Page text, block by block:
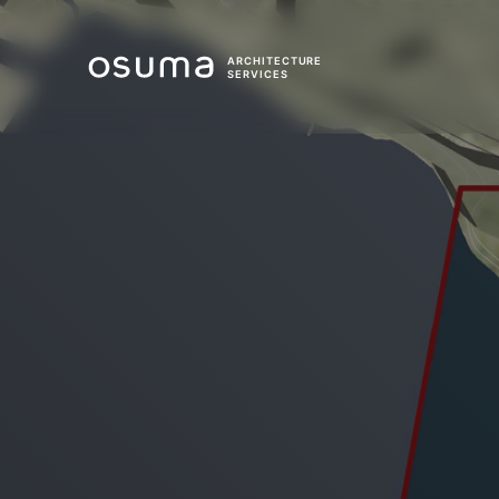
ARCHITECTURE
SERVICES